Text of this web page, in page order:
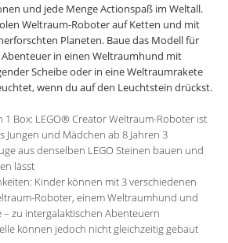
und jede Menge Actionspaß im Weltall.
Weltraum-Roboter auf Ketten und mit
Planeten. Baue das Modell für
in einen Weltraumhund mit
Scheibe oder in eine Weltraumrakete
wenn du auf den Leuchtstein drückst.
Box: LEGO® Creator Weltraum-Roboter ist
Jungen und Mädchen ab 8 Jahren 3
aus denselben LEGO Steinen bauen und
lässt
Kinder können mit 3 verschiedenen
Roboter, einem Weltraumhund und
zu intergalaktischen Abenteuern
können jedoch nicht gleichzeitig gebaut